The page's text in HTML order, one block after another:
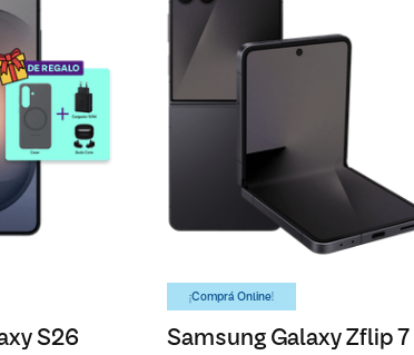
S26
¡Comprá Online!
Samsung Galaxy Zflip 7